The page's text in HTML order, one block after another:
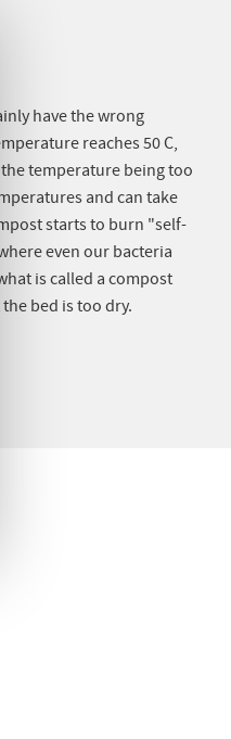
have the wrong
reaches 50 C,
temperature being too
and can take
starts to burn "self-
even our bacteria
is called a compost
bed is too dry.